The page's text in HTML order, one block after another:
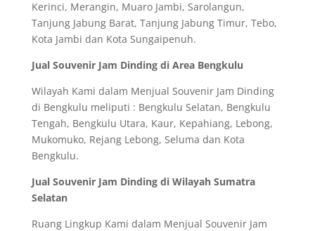
Kerinci, Merangin, Muaro Jambi, Sarolangun,
Tanjung Jabung Barat, Tanjung Jabung Timur, Tebo,
Kota Jambi dan Kota Sungaipenuh.
Jual Souvenir Jam Dinding di Area Bengkulu
Wilayah Kami dalam Menjual Souvenir Jam Dinding
di Bengkulu meliputi : Bengkulu Selatan, Bengkulu
Tengah, Bengkulu Utara, Kaur, Kepahiang, Lebong,
Mukomuko, Rejang Lebong, Seluma dan Kota
Bengkulu.
Jual Souvenir Jam Dinding di Wilayah Sumatra
Selatan
Ruang Lingkup Kami dalam Menjual Souvenir Jam